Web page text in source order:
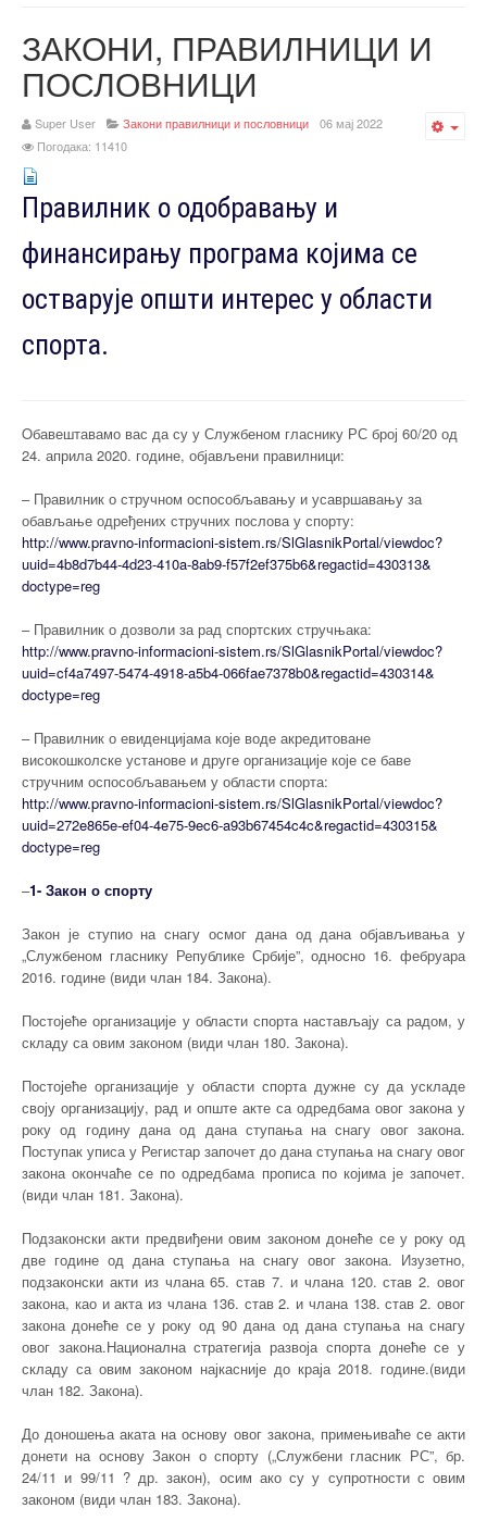
ЗАКОНИ, ПРАВИЛНИЦИ И
ПОСЛОВНИЦИ
Super User Закони правилници и пословници
06 мај 2022
Погодака: 11410
Правилник о одобравању и
финансирању програма којима се
остварује општи интерес у области
спорта.
Oбавештавамо вас да су у Службеном гласнику РС број 60/20 од
24. априла 2020. године, објављени правилници:
– Правилник о стручном оспособљавању и усавршавању за
обављање одређених стручних послова у спорту:
http://www.pravno-informacioni-sistem.rs/SlGlasnikPortal/viewdoc?
uuid=4b8d7b44-4d23-410a-8ab9-f57f2ef375b6&regactid=430313&
doctype=reg
– Правилник о дозволи за рад спортских стручњака:
http://www.pravno-informacioni-sistem.rs/SlGlasnikPortal/viewdoc?
uuid=cf4a7497-5474-4918-a5b4-066fae7378b0&regactid=430314&
doctype=reg
– Правилник о евиденцијама које воде акредитоване
високошколске установе и друге организације које се баве
стручним оспособљавањем у области спорта:
http://www.pravno-informacioni-sistem.rs/SlGlasnikPortal/viewdoc?
uuid=272e865e-ef04-4e75-9ec6-a93b67454c4c&regactid=430315&
doctype=reg
–1- Закон о спорту
Закон је ступио на снагу осмог дана од дана објављивања у
„Службеном гласнику Републике Србије”, односно 16. фебруара
2016. године (види члан 184. Закона).
Постојеће организације у области спорта настављају са радом, у
складу са овим законом (види члан 180. Закона).
Постојеће организације у области спорта дужне су да ускладе
своју организацију, рад и опште акте са одредбама овог закона у
року од годину дана од дана ступања на снагу овог закона.
Поступак уписа у Регистар започет до дана ступања на снагу овог
закона окончаће се по одредбама прописа по којима је започет.
(види члан 181. Закона).
Подзаконски акти предвиђени овим законом донеће се у року од
две године од дана ступања на снагу овог закона. Изузетно,
подзаконски акти из члана 65. став 7. и члана 120. став 2. овог
закона, као и акта из члана 136. став 2. и члана 138. став 2. овог
закона донеће се у року од 90 дана од дана ступања на снагу
овог закона.Национална стратегија развоја спорта донеће се у
складу са овим законом најкасније до краја 2018. године.(види
члан 182. Закона).
До доношења аката на основу овог закона, примењиваће се акти
донети на основу Закон о спорту („Службени гласник РС”, бр.
24/11 и 99/11 ? др. закон), осим ако су у супротности с овим
законом (види члан 183. Закона).